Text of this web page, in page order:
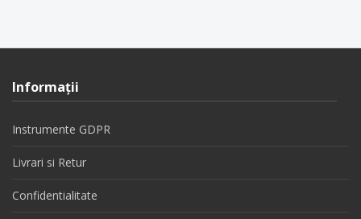
Informaţii
Instrumente GDPR
Livrari si Retur
Confidentialitate